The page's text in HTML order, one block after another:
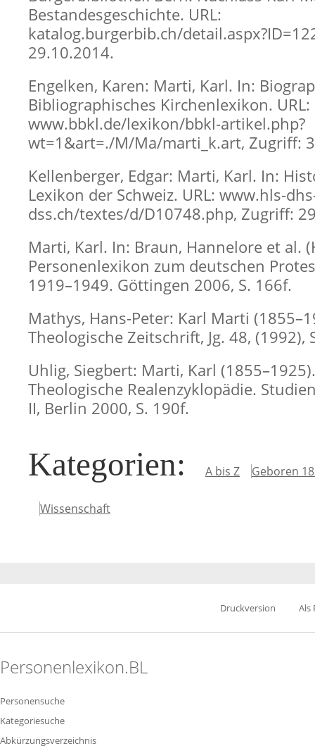
Bestandesgeschichte. URL:
katalog.burgerbib.ch/
29.10.2014.
Engelken, Karen: Marti, Karl. In:
Bibliographisches Kirchenlexikon. URL:
www.bbkl.de/lexikon/bbkl-artikel.php?
wt=1&art=./M/Ma/marti_k.art, Zugriff:
Kellenberger, Edgar: Marti, Karl. In:
Lexikon der Schweiz. URL: www.hls-
dss.ch/textes/d/D10748.php, Zugriff:
Marti, Karl. In: Braun, Hannelore et al.
Personenlexikon zum deutschen
1919–1949. Göttingen 2006, S. 166f.
Mathys, Hans-Peter: Karl Marti
Theologische Zeitschrift, Jg. 48, (1992),
Uhlig, Siegbert: Marti, Karl
Theologische Realenzyklopädie.
II, Berlin 2000, S. 190f.
Kategorien: A bis Z Geboren
Wissenschaft
Druckversion Als
Personenlexikon.BL
Personensuche
Kategoriesuche
Abkürzungsverzeichnis